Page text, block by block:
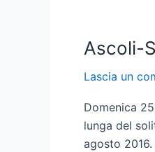
Ascoli-
Lascia un
Domenica
lunga del
agosto